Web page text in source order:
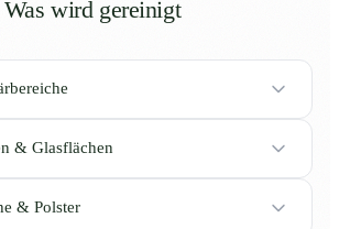
Was wird gereinigt
& Glasflächen
& Polster